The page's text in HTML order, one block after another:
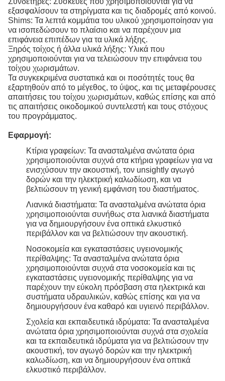
εξασφαλίσουν τα στηρίγματα και τις διαδρομές από κοινού.
Shims: Τα λεπτά κομμάτια του υλικού χρησιμοποίησαν για
να ισοπεδώσουν το πλαίσιο και να παρέχουν μια
επιφάνεια επιπέδων για τα υλικά λήξης.
Ξηρός τοίχος ή άλλα υλικά λήξης: Υλικά που
χρησιμοποιούνται για να τελειώσουν την επιφάνεια του
τοίχου χωρισμάτων.
Τα συγκεκριμένα συστατικά και οι ποσότητές τους θα
εξαρτηθούν από το μέγεθος, το ύψος, και τις μεταφέρουσες
απαιτήσεις του τοίχου χωρισμάτων, καθώς επίσης και από
τις απαιτήσεις οικοδομικού συντελεστή και τους στόχους
του προγράμματος.
Εφαρμογή:
Κτίρια γραφείων: Τα ανασταλμένα ανώτατα όρια
χρησιμοποιούνται συχνά στα κτήρια γραφείων για να
ενισχύσουν την ακουστική, τον unsightly αγωγό
δορών και την ηλεκτρική καλωδίωση, και να
βελτιώσουν τη γενική εμφάνιση του διαστήματος.
Λιανικά διαστήματα: Τα ανασταλμένα ανώτατα όρια
χρησιμοποιούνται συνήθως στα λιανικά διαστήματα
για να δημιουργήσουν ένα οπτικά ελκυστικό
περιβάλλον και να βελτιώσουν την ακουστική.
Νοσοκομεία και εγκαταστάσεις υγειονομικής
περίθαλψης: Τα ανασταλμένα ανώτατα όρια
χρησιμοποιούνται συχνά στα νοσοκομεία και τις
εγκαταστάσεις υγειονομικής περίθαλψης για να
παρέχουν την εύκολη πρόσβαση στα ηλεκτρικά και
συστήματα υδραυλικών, καθώς επίσης και για να
δημιουργήσουν ένα καθαρό και υγιεινό περιβάλλον.
Σχολεία και εκπαιδευτικά ιδρύματα: Τα ανασταλμένα
ανώτατα όρια χρησιμοποιούνται συχνά στα σχολεία
και τα εκπαιδευτικά ιδρύματα για να βελτιώσουν την
ακουστική, τον αγωγό δορών και την ηλεκτρική
καλωδίωση, και να δημιουργήσουν ένα οπτικά
ελκυστικό περιβάλλον.